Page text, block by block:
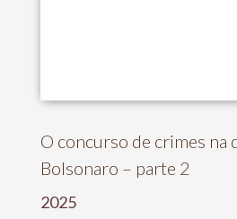
O concurso de crimes na
Bolsonaro – parte 2
2025